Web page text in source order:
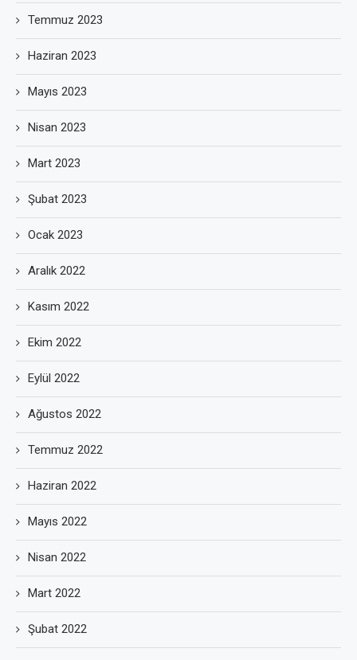
Temmuz 2023
Haziran 2023
Mayıs 2023
Nisan 2023
Mart 2023
Şubat 2023
Ocak 2023
Aralık 2022
Kasım 2022
Ekim 2022
Eylül 2022
Ağustos 2022
Temmuz 2022
Haziran 2022
Mayıs 2022
Nisan 2022
Mart 2022
Şubat 2022